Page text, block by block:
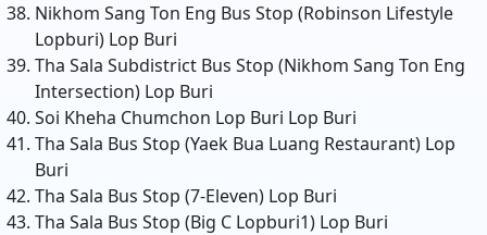
Nikhom Sang Ton Eng Bus Stop (Robinson Lifestyle
Lopburi) Lop Buri
Tha Sala Subdistrict Bus Stop (Nikhom Sang Ton Eng
Intersection) Lop Buri
Soi Kheha Chumchon Lop Buri Lop Buri
Tha Sala Bus Stop (Yaek Bua Luang Restaurant) Lop
Buri
Tha Sala Bus Stop (7-Eleven) Lop Buri
Tha Sala Bus Stop (Big C Lopburi1) Lop Buri